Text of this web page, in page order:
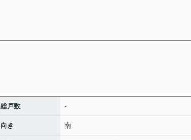
総戸数 -
向き 南